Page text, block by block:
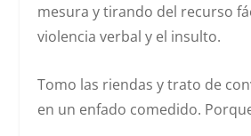
mesura y tirando del recurso
violencia verbal y el insulto.
Tomo las riendas y trato de
en un enfado comedido.